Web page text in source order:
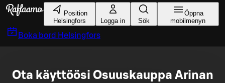
Gå till huvudinnehållet
Position
Helsingfors
Logga in Sök
Öppna
mobilmenyn
Boka bord Helsingfors
Ota käyttöösi Osuuskauppa Arinan